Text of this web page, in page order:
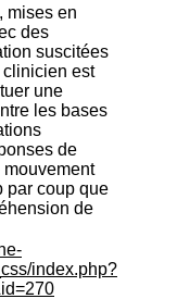
mises en
des
suscitées
clinicien est
une
les bases
de
mouvement
par coup que
de
index.php?